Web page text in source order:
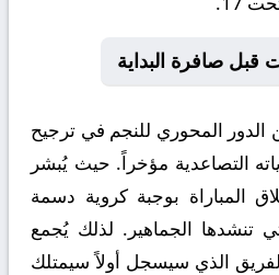
قبل صافرة البداية
الدور المحوري للنجم في ترجيح
التصاعدية مؤخراً. حيث يُبشر
المباراة بوجبة كروية دسمة
تنشدها الجماهير. لذلك يُجمع
الذي سيسجل أولاً سيمتلك